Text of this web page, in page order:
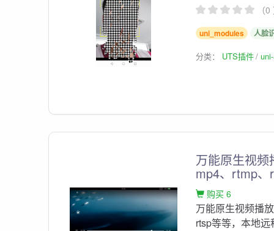
（
uni_modules 人脸
分类： UTS插件
万能原生视
mp4、rtmp
购买 6
万能原生视频播
rtsp等等，本地远